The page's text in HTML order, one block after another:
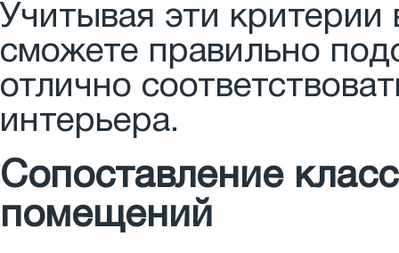
Учитывая эти
сможете правильно
отлично
интерьера.
Сопоставление
помещений